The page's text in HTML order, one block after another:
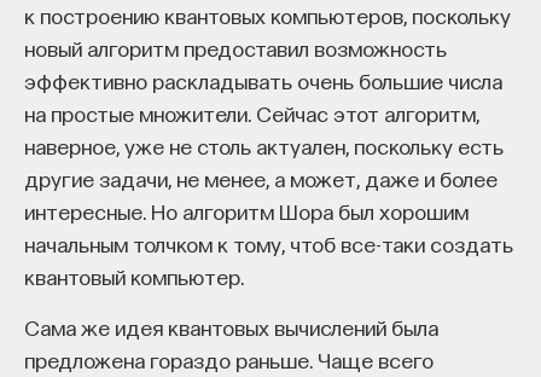
к построению квантовых компьютеров, поскольку
новый алгоритм предоставил возможность
эффективно раскладывать очень большие числа
на простые множители. Сейчас этот алгоритм,
наверное, уже не столь актуален, поскольку есть
другие задачи, не менее, а может, даже и более
интересные. Но алгоритм Шора был хорошим
начальным толчком к тому, чтоб все-таки создать
квантовый компьютер.
Сама же идея квантовых вычислений была
предложена гораздо раньше. Чаще всего